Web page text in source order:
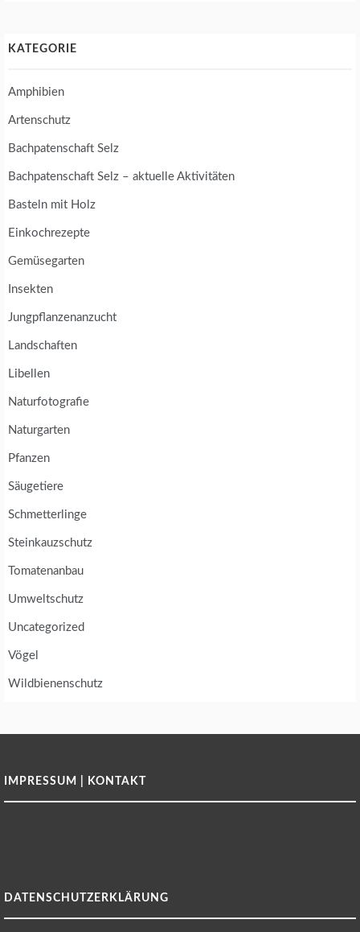
KATEGORIE
Amphibien
Artenschutz
Bachpatenschaft Selz
Bachpatenschaft Selz – aktuelle Aktivitäten
Basteln mit Holz
Einkochrezepte
Gemüsegarten
Insekten
Jungpflanzenanzucht
Landschaften
Libellen
Naturfotografie
Naturgarten
Pfanzen
Säugetiere
Schmetterlinge
Steinkauzschutz
Tomatenanbau
Umweltschutz
Uncategorized
Vögel
Wildbienenschutz
IMPRESSUM | KONTAKT
DATENSCHUTZERKLÄRUNG